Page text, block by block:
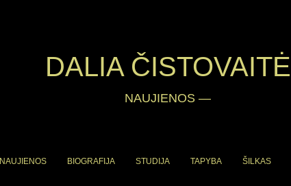
DALIA ČISTOVAITĖ
NAUJIENOS —
NAUJIENOS BIOGRAFIJA STUDIJA TAPYBA ŠILKAS